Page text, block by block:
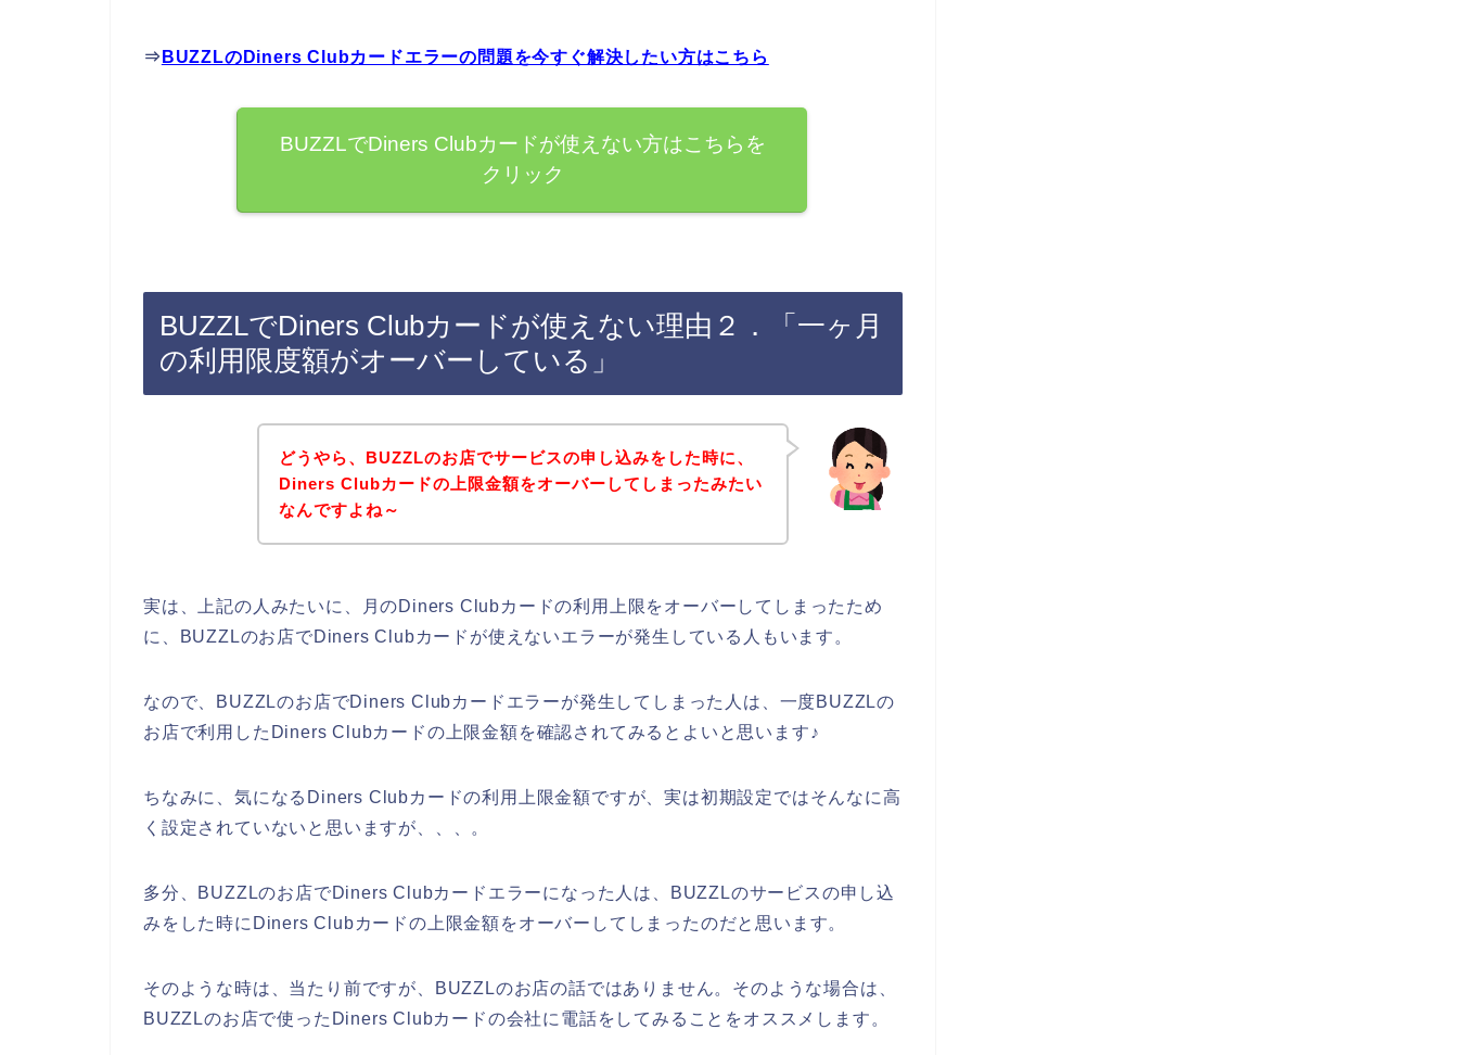
⇒ BUZZLのDiners Clubカードエラーの問題を今すぐ解決したい方はこちら
BUZZLでDiners Clubカードが使えない方はこちらを
クリック
BUZZLでDiners Clubカードが使えない理由２．「一ヶ月
の利用限度額がオーバーしている」
どうやら、BUZZLのお店でサービスの申し込みをした時に、
Diners Clubカードの上限金額をオーバーしてしまったみたい
なんですよね～
実は、上記の人みたいに、月のDiners Clubカードの利用上限をオーバーしてしまったため
に、BUZZLのお店でDiners Clubカードが使えないエラーが発生している人もいます。
なので、BUZZLのお店でDiners Clubカードエラーが発生してしまった人は、一度BUZZLの
お店で利用したDiners Clubカードの上限金額を確認されてみるとよいと思います♪
ちなみに、気になるDiners Clubカードの利用上限金額ですが、実は初期設定ではそんなに高
く設定されていないと思いますが、、、。
多分、BUZZLのお店でDiners Clubカードエラーになった人は、BUZZLのサービスの申し込
みをした時にDiners Clubカードの上限金額をオーバーしてしまったのだと思います。
そのような時は、当たり前ですが、BUZZLのお店の話ではありません。そのような場合は、
BUZZLのお店で使ったDiners Clubカードの会社に電話をしてみることをオススメします。